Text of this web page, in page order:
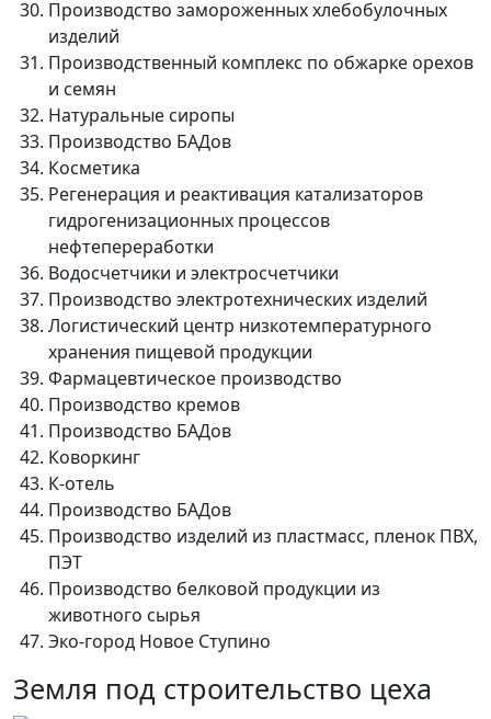
Производство замороженных хлебобулочных
изделий
Производственный комплекс по обжарке орехов
и семян
Натуральные сиропы
Производство БАДов
Косметика
Регенерация и реактивация катализаторов
гидрогенизационных процессов
нефтепереработки
Водосчетчики и электросчетчики
Производство электротехнических изделий
Логистический центр низкотемпературного
хранения пищевой продукции
Фармацевтическое производство
Производство кремов
Производство БАДов
Коворкинг
К-отель
Производство БАДов
Производство изделий из пластмасс, пленок ПВХ,
ПЭТ
Производство белковой продукции из
животного сырья
Эко-город Новое Ступино
Земля под строительство цеха